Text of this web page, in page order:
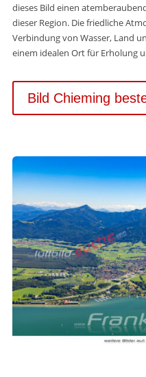
dieses Bild einen
dieser Region. Die friedliche
Verbindung von Wasser, Land
einem idealen Ort für Erholung
Bild Chieming